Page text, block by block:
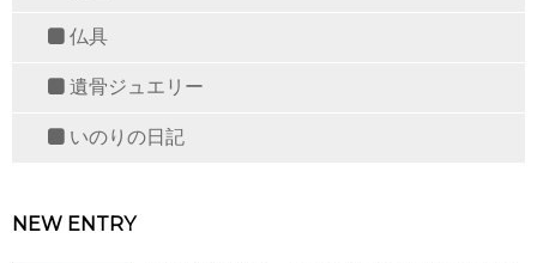
仏具
遺骨ジュエリー
いのりの日記
NEW ENTRY